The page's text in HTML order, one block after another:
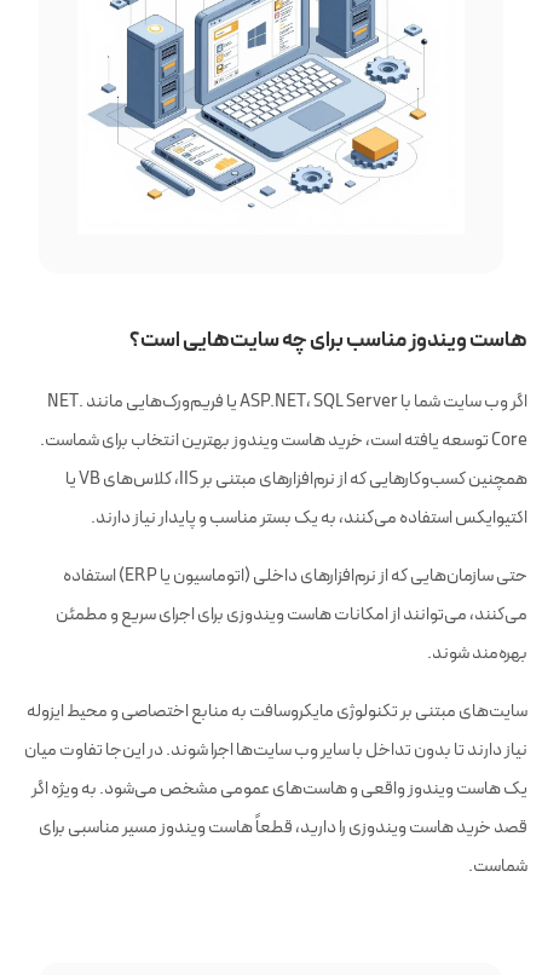
هاست ویندوز مناسب برای چه سایت‌هایی است؟
اگر وب سایت شما با ASP.NET، SQL Server یا فریم‌ورک‌هایی مانند .NET
Core توسعه یافته است، خرید هاست ویندوز بهترین انتخاب برای شماست.
همچنین کسب‌وکارهایی که از نرم‌افزارهای مبتنی بر IIS، کلاس‌های VB یا
اکتیوایکس استفاده می‌کنند، به یک بستر مناسب و پایدار نیاز دارند.
حتی سازمان‌هایی که از نرم‌افزارهای داخلی (اتوماسیون یا ERP) استفاده
می‌کنند، می‌توانند از امکانات هاست ویندوزی برای اجرای سریع و مطمئن
بهره‌مند شوند.
سایت‌های مبتنی بر تکنولوژی مایکروسافت به منابع اختصاصی و محیط ایزوله
نیاز دارند تا بدون تداخل با سایر وب سایت‌ها اجرا شوند. در این‌جا تفاوت میان
یک هاست ویندوز واقعی و هاست‌های عمومی مشخص می‌شود. به ویژه اگر
قصد خرید هاست ویندوزی را دارید، قطعاً هاست ویندوز مسیر مناسبی برای
شماست.